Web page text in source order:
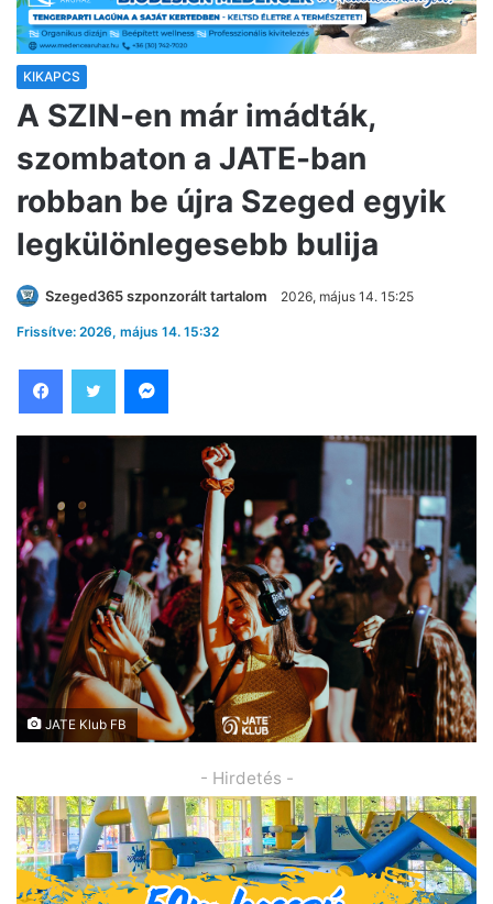
KIKAPCS
A SZIN-en már imádták,
szombaton a JATE-ban
robban be újra Szeged egyik
legkülönlegesebb bulija
Szeged365 szponzorált tartalom 2026, május 14. 15:25
Frissítve: 2026, május 14. 15:32
JATE Klub FB
- Hirdetés -